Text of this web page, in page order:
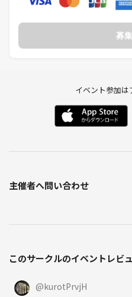
フォン・タブレット端末
＜当日の費用＞
・謎解きキットについて1人1冊
・1人1冊購入することとなった
スク対応費用に当てさせていただ
・といっても、たくさん旅をして
旅をしてきた人はもちろん、旅
募
イベント参加
主催者へ問い合わせ
このサークルのイベントレビ
@kurotPrvjH